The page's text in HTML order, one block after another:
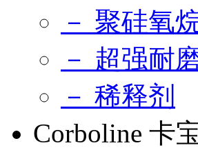
－ 聚硅氧
－ 超强耐
－ 稀释剂
Corboline 卡